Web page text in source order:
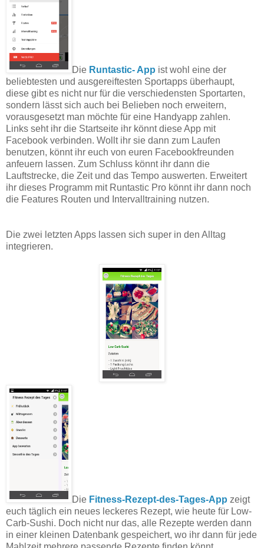
Die Runtastic- App ist wohl eine der
beliebtesten und ausgereiftesten Sportapps überhaupt,
diese gibt es nicht nur für die verschiedensten Sportarten,
sondern lässt sich auch bei Belieben noch erweitern,
vorausgesetzt man möchte für eine Handyapp zahlen.
Links seht ihr die Startseite ihr könnt diese App mit
Facebook verbinden. Wollt ihr sie dann zum Laufen
benutzen, könnt ihr euch von euren Facebookfreunden
anfeuern lassen. Zum Schluss könnt ihr dann die
Lauftstrecke, die Zeit und das Tempo auswerten. Erweitert
ihr dieses Programm mit Runtastic Pro könnt ihr dann noch
die Features Routen und Intervalltraining nutzen.
Die zwei letzten Apps lassen sich super in den Alltag
integrieren.
Die Fitness-Rezept-des-Tages-App zeigt
euch täglich ein neues leckeres Rezept, wie heute für Low-
Carb-Sushi. Doch nicht nur das, alle Rezepte werden dann
in einer kleinen Datenbank gespeichert, wo ihr dann für jede